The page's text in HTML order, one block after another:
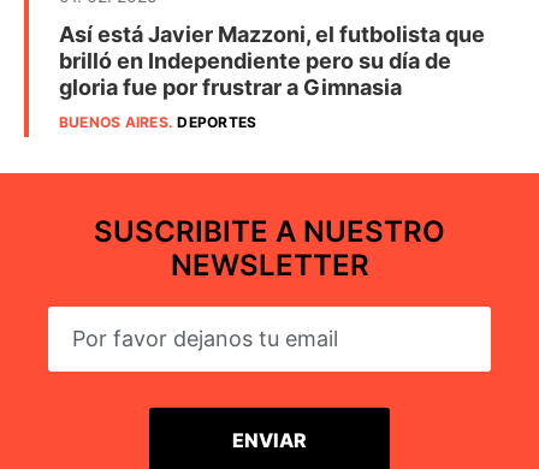
Así está Javier Mazzoni, el futbolista que
brilló en Independiente pero su día de
gloria fue por frustrar a Gimnasia
BUENOS AIRES.DEPORTES
SUSCRIBITE A NUESTRO
NEWSLETTER